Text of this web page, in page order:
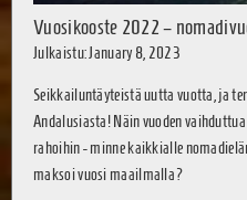
Vuosikooste 2022 –
Julkaistu: January 8, 2023
Seikkailuntäyteistä uutta vuotta, ja
Andalusiasta! Näin vuoden
rahoihin - minne kaikkialle
maksoi vuosi maailmalla?